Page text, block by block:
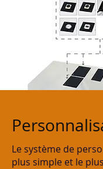
Le système de
plus simple et le